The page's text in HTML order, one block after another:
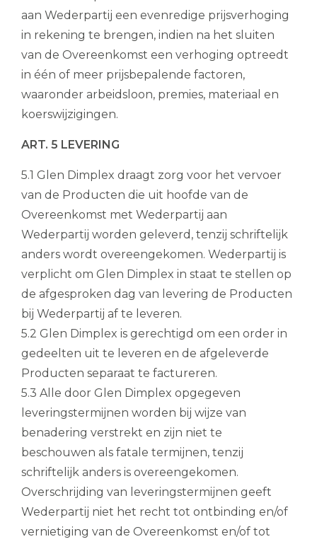
aan Wederpartij een evenredige prijsverhoging
in rekening te brengen, indien na het sluiten
van de Overeenkomst een verhoging optreedt
in één of meer prijsbepalende factoren,
waaronder arbeidsloon, premies, materiaal en
koerswijzigingen.
ART. 5 LEVERING
5.1 Glen Dimplex draagt zorg voor het vervoer
van de Producten die uit hoofde van de
Overeenkomst met Wederpartij aan
Wederpartij worden geleverd, tenzij schriftelijk
anders wordt overeengekomen. Wederpartij is
verplicht om Glen Dimplex in staat te stellen op
de afgesproken dag van levering de Producten
bij Wederpartij af te leveren.
5.2 Glen Dimplex is gerechtigd om een order in
gedeelten uit te leveren en de afgeleverde
Producten separaat te factureren.
5.3 Alle door Glen Dimplex opgegeven
leveringstermijnen worden bij wijze van
benadering verstrekt en zijn niet te
beschouwen als fatale termijnen, tenzij
schriftelijk anders is overeengekomen.
Overschrijding van leveringstermijnen geeft
Wederpartij niet het recht tot ontbinding en/of
vernietiging van de Overeenkomst en/of tot